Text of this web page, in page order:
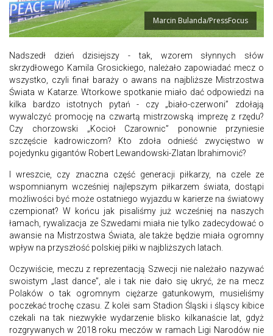
Marcin Bulanda/PressFocus
Nadszedł dzień dzisiejszy - tak, wzorem słynnych słów
skrzydłowego Kamila Grosickiego, należało zapowiadać mecz o
wszystko, czyli finał baraży o awans na najbliższe Mistrzostwa
Świata w Katarze. Wtorkowe spotkanie miało dać odpowiedzi na
kilka bardzo istotnych pytań - czy „biało-czerwoni” zdołają
wywalczyć promocję na czwartą mistrzowską imprezę z rzędu?
Czy chorzowski „Kocioł Czarownic” ponownie przyniesie
szczęście kadrowiczom? Kto zdoła odnieść zwycięstwo w
pojedynku gigantów Robert Lewandowski-Zlatan Ibrahimović?
I wreszcie, czy znaczna część generacji piłkarzy, na czele ze
wspomnianym wcześniej najlepszym piłkarzem świata, dostąpi
możliwości być może ostatniego wyjazdu w karierze na światowy
czempionat? W końcu jak pisaliśmy już wcześniej na naszych
łamach, rywalizacja ze Szwedami miała nie tylko zadecydować o
awansie na Mistrzostwa Świata, ale także będzie miała ogromny
wpływ na przyszłość polskiej piłki w najbliższych latach.
Oczywiście, meczu z reprezentacją Szwecji nie należało nazywać
swoistym „last dance”, ale i tak nie dało się ukryć, że na mecz
Polaków o tak ogromnym ciężarze gatunkowym, musieliśmy
poczekać trochę czasu. Z kolei sam Stadion Śląski i śląscy kibice
czekali na tak niezwykłe wydarzenie blisko kilkanaście lat, gdyż
rozgrywanych w 2018 roku meczów w ramach Ligi Narodów nie